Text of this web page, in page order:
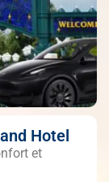
Hotel
et